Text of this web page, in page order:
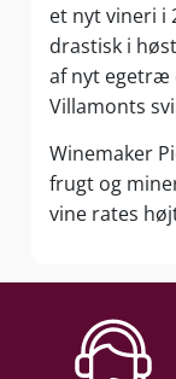
et nyt vineri i
drastisk i
af nyt egetræ
Villamonts
Winemaker
frugt og
vine rates